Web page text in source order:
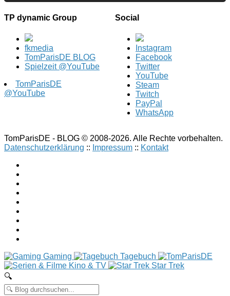
TP dynamic Group
fkmedia
TomParisDE BLOG
Spielzeit @YouTube
TomParisDE
@YouTube
Social
Instagram
Facebook
Twitter
YouTube
Steam
Twitch
PayPal
WhatsApp
TomParisDE - BLOG © 2008-2026. Alle Rechte vorbehalten.
Datenschutzerklärung :: Impressum :: Kontakt
Gaming
Tagebuch
Kino & TV
Star Trek
🔍